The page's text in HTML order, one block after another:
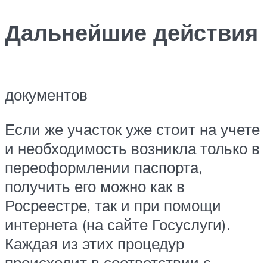
Дальнейшие действия
документов
Если же участок уже стоит на учете
и необходимость возникла только в
переоформлении паспорта,
получить его можно как в
Росреестре, так и при помощи
интернета (на сайте Госуслуги).
Каждая из этих процедур